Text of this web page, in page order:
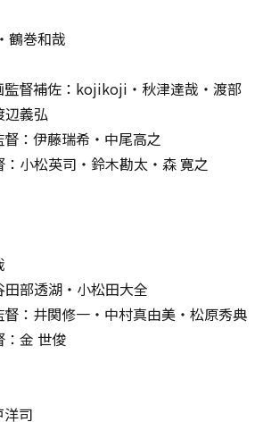
鶴巻和哉
監督補佐：kojikoji・秋津達哉・渡部
辺義弘
：伊藤瑞希・中尾高之
小松英司・鈴木勘太・森 寛之
部透湖・小松田大全
：井関修一・中村真由美・松原秀典
：金 世俊
洋司